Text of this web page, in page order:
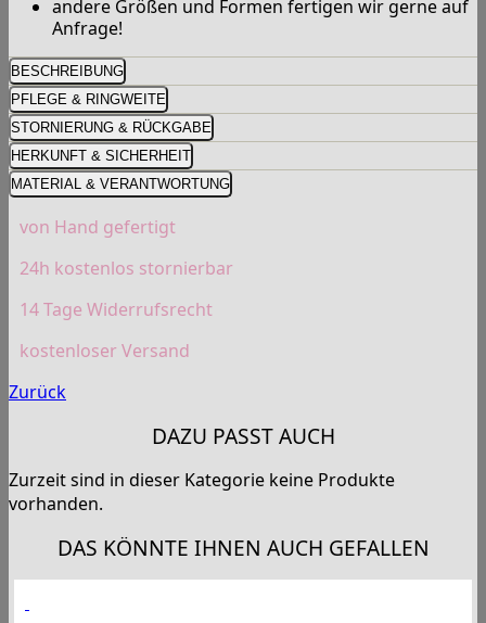
andere Größen und Formen fertigen wir gerne auf
Anfrage!
BESCHREIBUNG
PFLEGE & RINGWEITE
STORNIERUNG & RÜCKGABE
HERKUNFT & SICHERHEIT
MATERIAL & VERANTWORTUNG
von Hand gefertigt
24h kostenlos stornierbar
14 Tage Widerrufsrecht
kostenloser Versand
Zurück
DAZU PASST AUCH
Zurzeit sind in dieser Kategorie keine Produkte
vorhanden.
DAS KÖNNTE IHNEN AUCH GEFALLEN